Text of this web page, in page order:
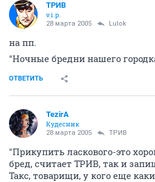
ТРИВ
v.i.p.
28 марта 2005 Lulok
на пп.
"Ночные бредни нашего
ОТВЕТИТЬ
TezirA
Кудесник
28 марта 2005 ТРИВ
"Прикупить ласкового-это
бред, считает ТРИВ, так и
Такс, товарищи, у кого еще